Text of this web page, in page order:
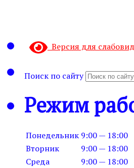
Версия для
Поиск по сайту
Режим
Понедельник 9:00 — 18:00
Вторник
9:00 — 18:00
Среда
9:00 — 18:00